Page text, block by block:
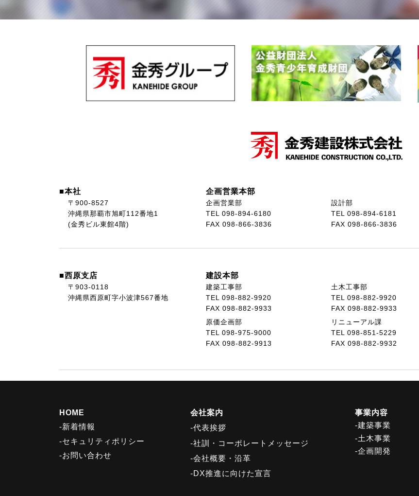
■本社
〒900-8527
沖縄県那覇市旭町112番地1
(金秀ビル東館4階)
企画営業本部
企画営業部
TEL 098-894-6180
FAX 098-866-3836
設計部
TEL 098-894-6181
FAX 098-866-3836
■西原支店
〒903-0118
沖縄県西原町字小波津567番地
建設本部
建築工事部
TEL 098-882-9920
FAX 098-882-9933
原価企画部
TEL 098-975-9000
FAX 098-882-9913
土木工事部
TEL 098-882-9920
FAX 098-882-9933
リニューアル課
TEL 098-851-5229
FAX 098-882-9932
HOME
-新着情報
-セキュリティポリシー
-お問い合わせ
会社案内
-代表挨拶
-社訓・コーポレートメッセージ
-会社概要・沿革
-DX推進に向けた宣言
事業内容
-建築事業
-土木事業
-企画開発